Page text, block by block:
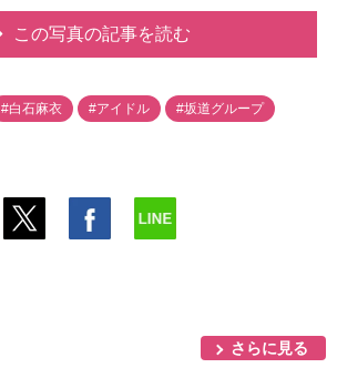
この写真の記事を読む
#白石麻衣 #アイドル #坂道グループ
さらに見る